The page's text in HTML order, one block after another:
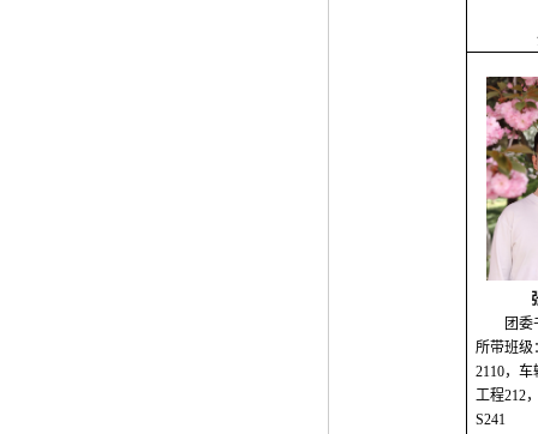
团委
所带班级
2110，车
工程212
S241